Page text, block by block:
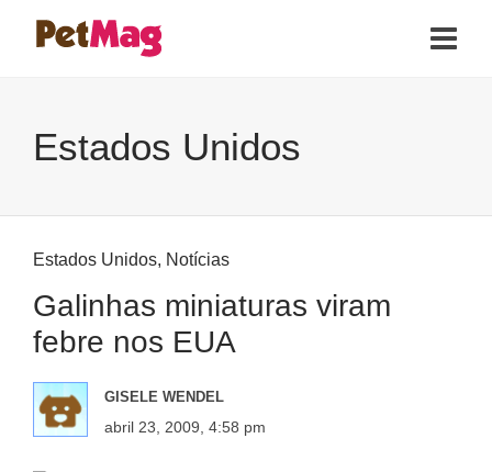
Estados Unidos
Estados Unidos, Notícias
Galinhas miniaturas viram
febre nos EUA
GISELE WENDEL
abril 23, 2009, 4:58 pm